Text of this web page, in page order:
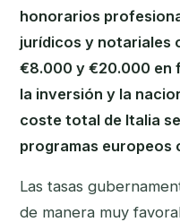
honorarios
jurídicos y notariales
€8.000 y €20.000 en
la inversión y la
coste total de Italia
programas europeos
Las tasas
de manera muy